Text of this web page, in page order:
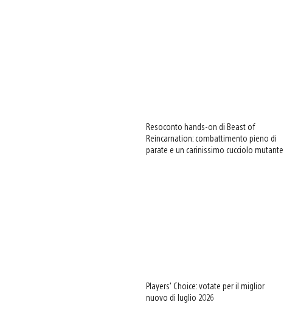
Resoconto hands-on di Beast of
Reincarnation: combattimento pieno di
parate e un carinissimo cucciolo mutante
Players’ Choice: votate per il miglior
nuovo di luglio 2026